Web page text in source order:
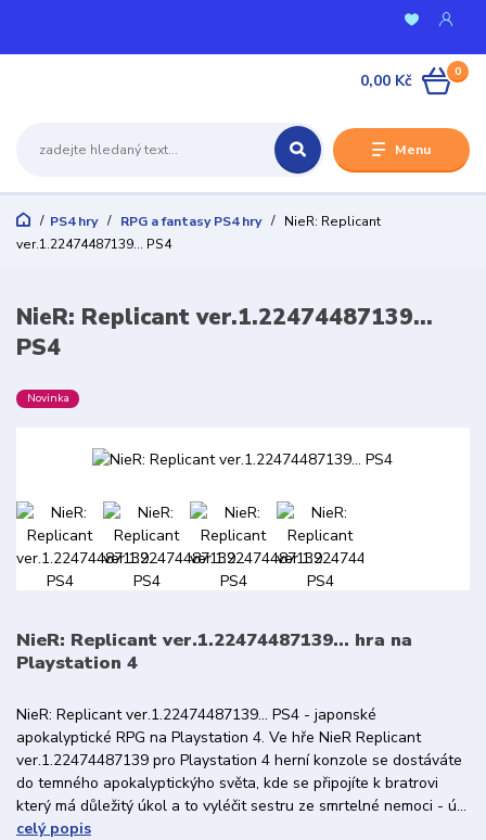
Menu
0
0,00 Kč
PS4 hry RPG a fantasy PS4 hry
NieR: Replicant
ver.1.22474487139... PS4
NieR: Replicant ver.1.22474487139...
PS4
Novinka
NieR: Replicant ver.1.22474487139... hra na
Playstation 4
NieR: Replicant ver.1.22474487139... PS4 - japonské
apokalyptické RPG na Playstation 4. Ve hře NieR Replicant
ver.1.22474487139 pro Playstation 4 herní konzole se dostáváte
do temného apokalyptickýho světa, kde se připojíte k bratrovi
který má důležitý úkol a to vyléčit sestru ze smrtelné nemoci - ú...
celý popis